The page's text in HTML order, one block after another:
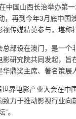
中国山西长治举办第
，再到今年3月底中国
传媒精英参与，堪称
总部设在澳门，是一
影研究院共同发起，
鼎奖主席、著名策展
界电影产业大会在中
致力于推动影视行业
。